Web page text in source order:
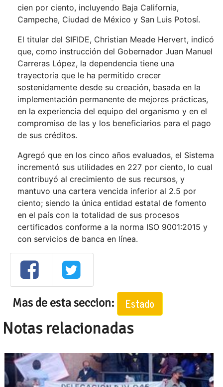
cien por ciento, incluyendo Baja California,
Campeche, Ciudad de México y San Luis Potosí.
El titular del SIFIDE, Christian Meade Hervert, indicó
que, como instrucción del Gobernador Juan Manuel
Carreras López, la dependencia tiene una
trayectoria que le ha permitido crecer
sostenidamente desde su creación, basada en la
implementación permanente de mejores prácticas,
en la experiencia del equipo del organismo y en el
compromiso de las y los beneficiarios para el pago
de sus créditos.
Agregó que en los cinco años evaluados, el Sistema
incrementó sus utilidades en 227 por ciento, lo cual
contribuyó al crecimiento de sus recursos, y
mantuvo una cartera vencida inferior al 2.5 por
ciento; siendo la única entidad estatal de fomento
en el país con la totalidad de sus procesos
certificados conforme a la norma ISO 9001:2015 y
con servicios de banca en línea.
Mas de esta seccion: Estado
Notas relacionadas